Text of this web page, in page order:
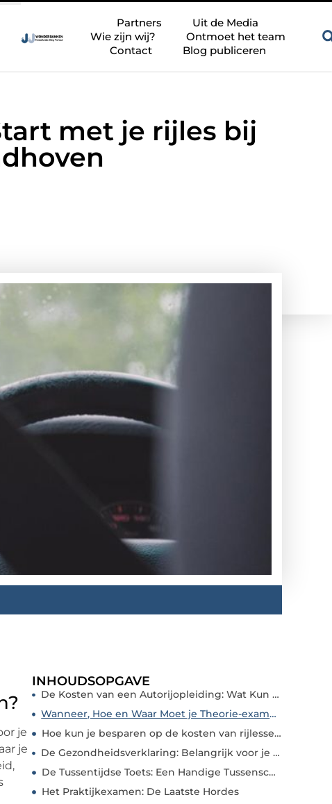
aan de huidig
Partners
Uit de Media
Wie zijn wij?
Ontmoet het team
Contact
Blog publiceren
met je rijles bij
je
je
INHOUDSOPGAVE
De Kosten van een Autorijopleiding: Wat Kun Je Verwachten?
Wanneer, Hoe en Waar Moet je Theorie-examen Doen?
Hoe kun je besparen op de kosten van rijlessen?
De Gezondheidsverklaring: Belangrijk voor je Praktijkexamen
De Tussentijdse Toets: Een Handige Tussenschakel
Het Praktijkexamen: De Laatste Hordes